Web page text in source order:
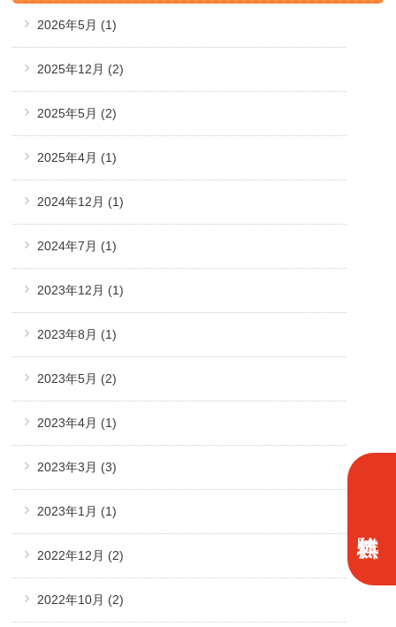
2026年5月 (1)
2025年12月 (2)
2025年5月 (2)
2025年4月 (1)
2024年12月 (1)
2024年7月 (1)
2023年12月 (1)
2023年8月 (1)
2023年5月 (2)
2023年4月 (1)
2023年3月 (3)
2023年1月 (1)
2022年12月 (2)
2022年10月 (2)